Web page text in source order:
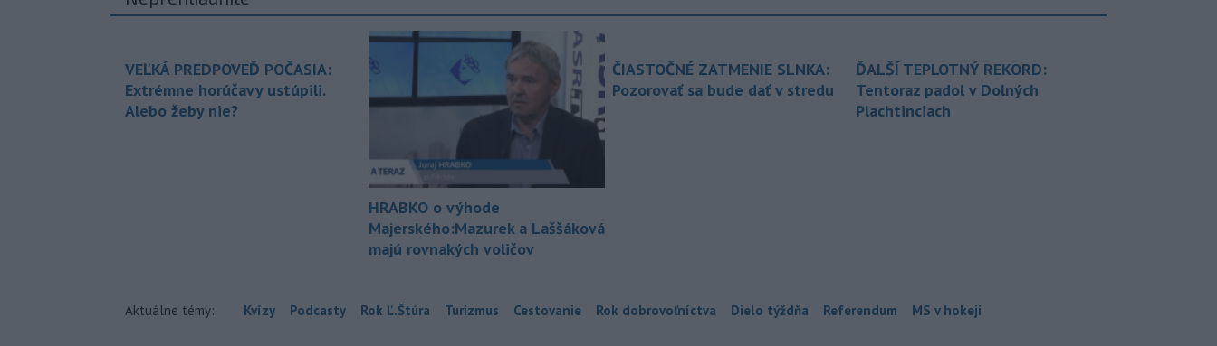
VEĽKÁ PREDPOVEĎ POČASIA:
Extrémne horúčavy ustúpili.
Alebo žeby nie?
HRABKO o výhode
Majerského:Mazurek a Laššáková
majú rovnakých voličov
ČIASTOČNÉ ZATMENIE SLNKA:
Pozorovať sa bude dať v stredu
ĎALŠÍ TEPLOTNÝ REKORD:
Tentoraz padol v Dolných
Plachtinciach
Aktuálne témy: Kvízy Podcasty Rok Ľ.Štúra Turizmus Cestovanie Rok dobrovoľníctva Dielo týždňa Referendum MS v hokeji